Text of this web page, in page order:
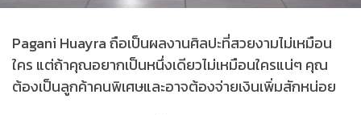
Pagani Huayra ถือเป็นผลงานศิลปะที่สวยงามไม่เหมือน
ใคร แต่ถ้าคุณอยากเป็นหนึ่งเดียวไม่เหมือนใครแน่ๆ คุณ
ต้องเป็นลูกค้าคนพิเศษและอาจต้องจ่ายเงินเพิ่มสักหน่อย